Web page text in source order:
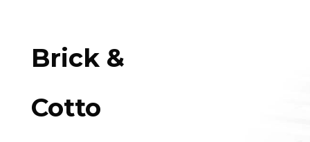
Brick &
Cotto